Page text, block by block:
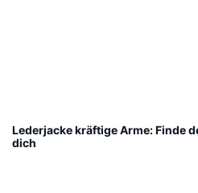
Lederjacke kräftige Arme: Finde
dich